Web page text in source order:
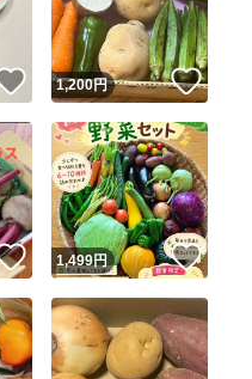
ユーザーの実績につ
一定の基準を満たしたユーザ
この商品の情報をコピ
いいね！
1,200円 いい
いいね！
1,499円 いい